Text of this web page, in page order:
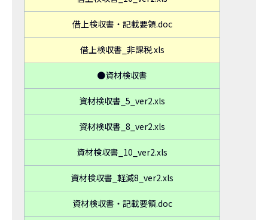
借上検収書・記載要領.doc
借上検収書_非課税.xls
●資材検収書
資材検収書_5_ver2.xls
資材検収書_8_ver2.xls
資材検収書_10_ver2.xls
資材検収書_軽減8_ver2.xls
資材検収書・記載要領.doc